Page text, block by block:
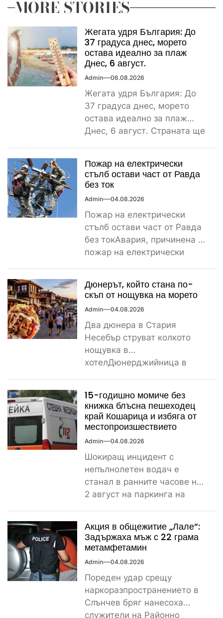
MORE STORIES
Жегата удря България: До
37 градуса днес, морето
остава идеално за плаж
Днес, 6 август.
Admin 06.08.2026
Жегата удря България: До
37 градуса днес, морето
остава идеално за плаж
Днес, 6 август. Страната ще
Пожар на електрически
стълб остави част от Равда
без ток
Admin 04.08.2026
Пожар на електрически
стълб остави част от Равда
без токАвария, причинена от
пожар на електрически
Дюнерът, който стана по-
скъп от нощувка на морето
Admin 04.08.2026
Два дюнера в Стария
Несебър струват колкото
нощувка в
хотелДюнерджийница в
скъпотия на храната...
15-годишно момиче без
книжка блъсна пешеходец
край Кошарица и избяга от
местопроизшествието
Admin 04.08.2026
Шокиращ инцидент с
непълнолетен водач е
станал в ранните часове на
2 август на паркинга на
Акция в общежитие „Лале“:
Задържаха мъж с 22 грама
метамфетамин
Admin 04.08.2026
Пореден удар срещу
наркоразпространението в
Слънчев бряг нанесоха
служители на Районно